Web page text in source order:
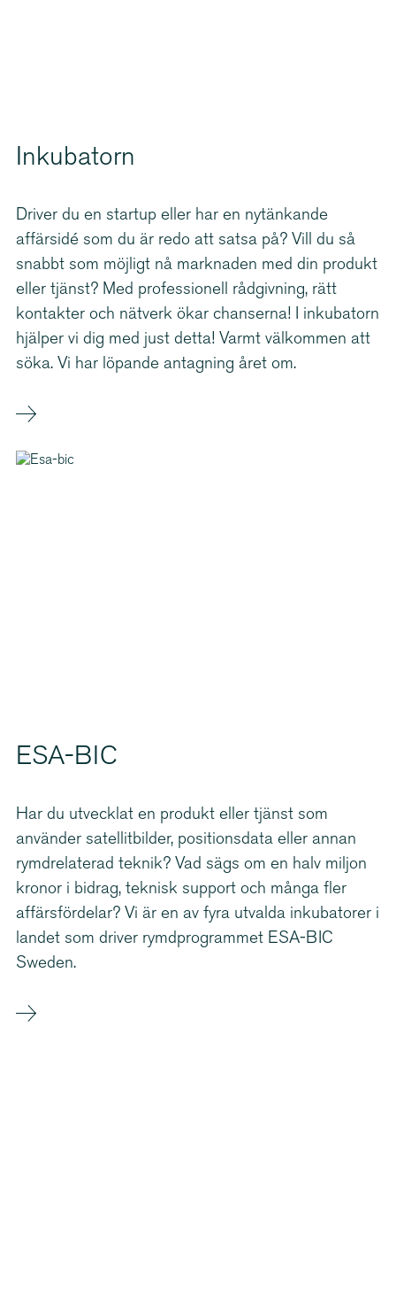
Inkubatorn
Driver du en startup eller har en nytänkande
affärsidé som du är redo att satsa på? Vill du så
snabbt som möjligt nå marknaden med din produkt
eller tjänst? Med professionell rådgivning, rätt
kontakter och nätverk ökar chanserna! I inkubatorn
hjälper vi dig med just detta! Varmt välkommen att
söka. Vi har löpande antagning året om.
ESA-BIC
Har du utvecklat en produkt eller tjänst som
använder satel­lit­bilder, positionsdata eller annan
rymdrelaterad teknik? Vad sägs om en halv miljon
kronor i bidrag, teknisk support och många fler
affärs­för­delar? Vi är en av fyra utvalda inkubatorer i
landet som driver rymdpro­grammet ESA-BIC
Sweden.